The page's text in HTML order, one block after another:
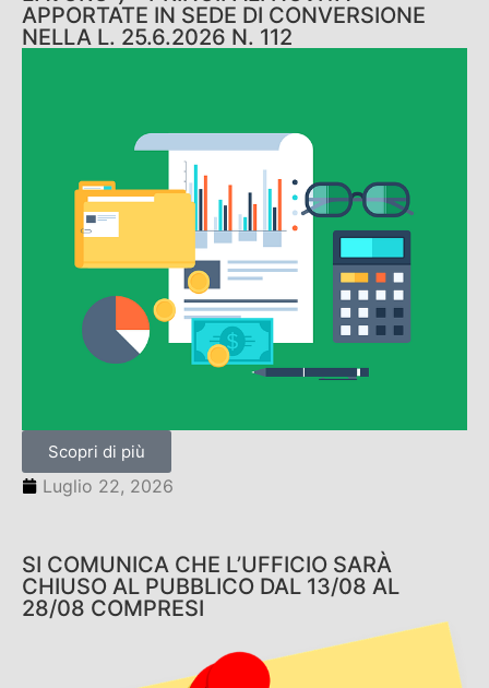
APPORTATE IN SEDE DI CONVERSIONE
NELLA L. 25.6.2026 N. 112
Scopri di più
Luglio 22, 2026
SI COMUNICA CHE L’UFFICIO SARÀ
CHIUSO AL PUBBLICO DAL 13/08 AL
28/08 COMPRESI